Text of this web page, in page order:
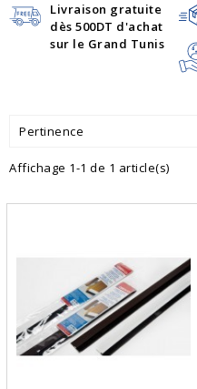
Livraison gratuite
dès 500DT d'achat
sur le Grand Tunis
Pertinence
Affichage 1-1 de 1 article(s)